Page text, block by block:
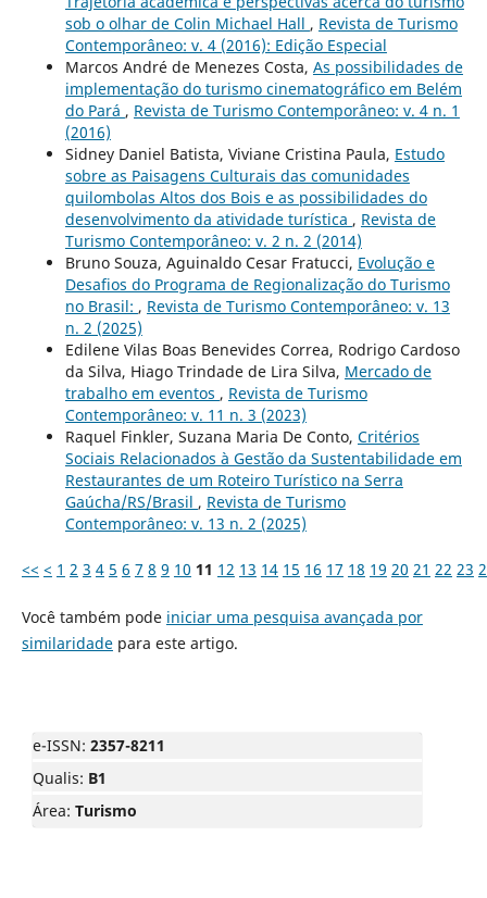
sob o olhar de Colin Michael Hall , Revista de Turismo
Contemporâneo: v. 4 (2016): Edição Especial
Marcos André de Menezes Costa, As possibilidades de
implementação do turismo cinematográfico em Belém
do Pará , Revista de Turismo Contemporâneo: v. 4 n. 1
(2016)
Sidney Daniel Batista, Viviane Cristina Paula, Estudo
sobre as Paisagens Culturais das comunidades
quilombolas Altos dos Bois e as possibilidades do
desenvolvimento da atividade turística , Revista de
Turismo Contemporâneo: v. 2 n. 2 (2014)
Bruno Souza, Aguinaldo Cesar Fratucci, Evolução e
Desafios do Programa de Regionalização do Turismo
no Brasil: , Revista de Turismo Contemporâneo: v. 13
n. 2 (2025)
Edilene Vilas Boas Benevides Correa, Rodrigo Cardoso
da Silva, Hiago Trindade de Lira Silva, Mercado de
trabalho em eventos , Revista de Turismo
Contemporâneo: v. 11 n. 3 (2023)
Raquel Finkler, Suzana Maria De Conto, Critérios
Sociais Relacionados à Gestão da Sustentabilidade em
Restaurantes de um Roteiro Turístico na Serra
Gaúcha/RS/Brasil , Revista de Turismo
Contemporâneo: v. 13 n. 2 (2025)
<< < 1 2 3 4 5 6 7 8 9 10 11 12 13 14 15 16 17 18 19 20 21 22 23
Você também pode iniciar uma pesquisa avançada por
similaridadepara este artigo.
e-ISSN: 2357-8211
Qualis: B1
Área: Turismo